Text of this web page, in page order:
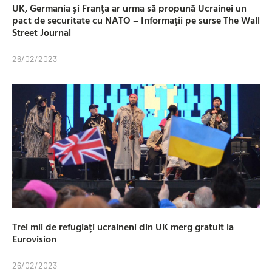
UK, Germania și Franța ar urma să propună Ucrainei un
pact de securitate cu NATO – Informații pe surse The Wall
Street Journal
26/02/2023
Trei mii de refugiați ucraineni din UK merg gratuit la
Eurovision
26/02/2023